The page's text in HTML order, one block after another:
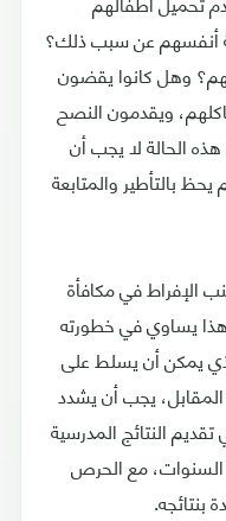
أنفسهم عن سبب ذلك؟
وهل كانوا يقضون
ويقدمون النصح
الحالة لا يجب أن
بالتأطير والمتابعة
الإفراط في مكافأة
هذا يساوي في خطورته
يمكن أن يسلط على
يجب أن يشدد
النتائج المدرسية
مع الحرص
بنتائجه.